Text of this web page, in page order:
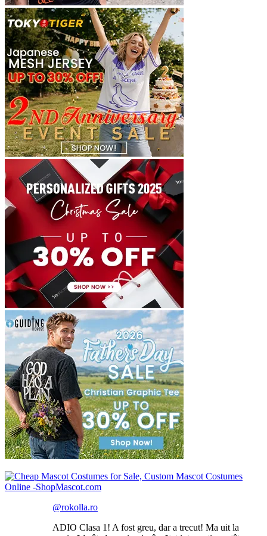
@rokolla.ro
ADIO Clasa 1! A fost greu, dar a trecut! Ma uit la